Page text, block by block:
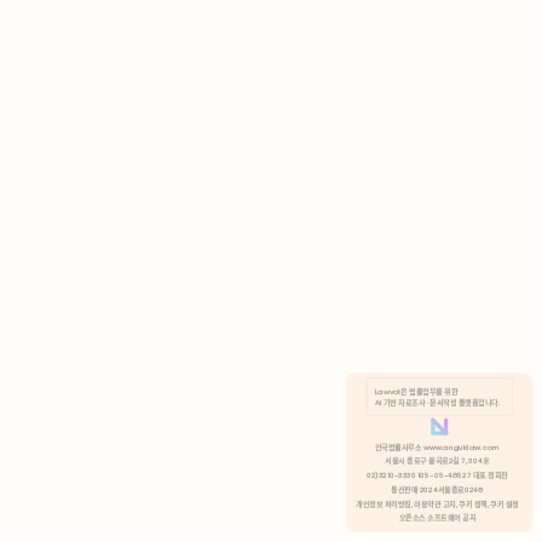
분석 쿠키 허용
Lawvot은 법률업무를 위한
AI 기반 자료조사 · 문서작성 플랫폼입니다.
안국법률사무소 www.anguklaw.com
서울시 종로구 율곡로2길 7, 304호
02)3210-3330 105-05-48527 대표 정희찬
통신판매 2024서울종로0248
개인정보 처리방침, 이용약관 고지, 쿠키 정책, 쿠키 설정
오픈소스 소프트웨어 공지